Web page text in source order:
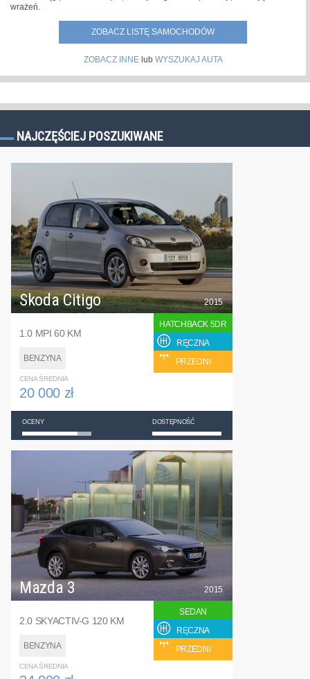
wrażeń.
ZOBACZ LISTĘ SAMOCHODÓW
ZOBACZ INNElub WYSZUKAJ AUTA
NAJCZĘŚCIEJ POSZUKIWANE
Skoda Citigo
1.0 MPI 60 KM
BENZYNA
2015
HATCHBACK 5DR
RĘCZNA
PRZEDNI
CENA ŚREDNIA
20 000 zł
OCENY DOSTĘPNOŚĆ
Mazda 3
2.0 SKYACTIV-G 120 KM
BENZYNA
2015
SEDAN
RĘCZNA
PRZEDNI
CENA ŚREDNIA